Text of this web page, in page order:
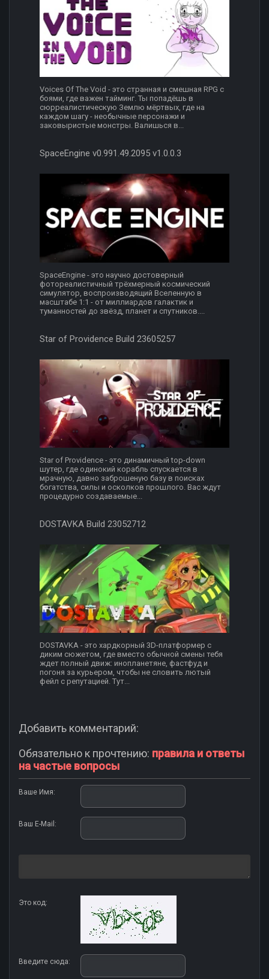
Voices Of The Void - это странная и смешная RPG с
боями, где важен тайминг. Ты попадёшь в
сюрреалистическую Землю мёртвых, где на
каждом шагу - необычные персонажи и
заковыристые монстры. Валишься в...
SpaceEngine v0.991.49.2095 v1.0.0.3
SpaceEngine - это научно достоверный
фотореалистичный трёхмерный космический
симулятор, воспроизводящий Вселенную в
масштабе 1:1 - от миллиардов галактик и
туманностей до звёзд, планет и спутников....
Star of Providence Build 23605257
Star of Providence - это динамичный top-down
шутер, где одинокий корабль спускается в
мрачную, давно заброшеную базу в поисках
богатства, силы и осколков прошлого. Вас ждут
процедурно создаваемые...
DOSTAVKA Build 23052712
DOSTAVKA - это хардкорный 3D-платформер с
диким сюжетом, где вместо обычной смены тебя
ждет полный движ: инопланетяне, фастфуд и
погоня за курьером, чтобы не словить лютый
фейл с репутацией. Тут...
Добавить комментарий:
Обязательно к прочтению: правила и ответы
на частые вопросы
Ваше Имя:
Ваш E-Mail:
Это код:
Введите сюда: